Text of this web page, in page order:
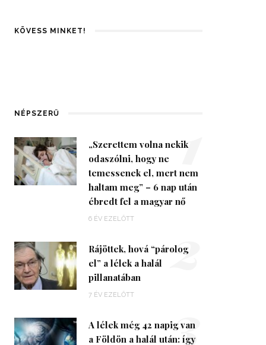
KÖVESS MINKET!
NÉPSZERŰ
„Szerettem volna nekik
odaszólni, hogy ne
temessenek el, mert nem
haltam meg” – 6 nap után
ébredt fel a magyar nő
6 ÉV EZELŐTT
1
Rájöttek, hová “párolog
el” a lélek a halál
pillanatában
7 ÉV EZELŐTT
2
A lélek még 42 napig van
a Földön a halál után: így
3